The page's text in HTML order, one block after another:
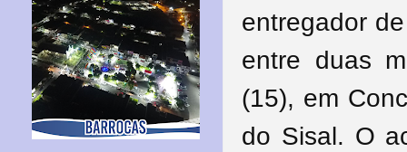
entregador
entre duas
(15), em
do Sisal. O